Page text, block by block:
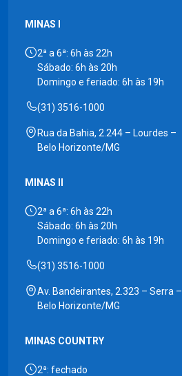
MINAS I
2ª a 6ª: 6h às 22h
Sábado: 6h às 20h
Domingo e feriado: 6h às 19h
(31) 3516-1000
Rua da Bahia, 2.244 – Lourdes –
Belo Horizonte/MG
MINAS II
2ª a 6ª: 6h às 22h
Sábado: 6h às 20h
Domingo e feriado: 6h às 19h
(31) 3516-1000
Av. Bandeirantes, 2.323 – Serra –
Belo Horizonte/MG
MINAS COUNTRY
2ª: fechado